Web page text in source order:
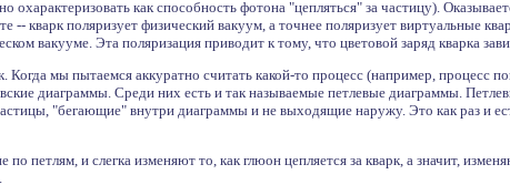
охарактеризовать как способность фотона "цепляться" за частицу).
-- кварк поляризует физический вакуум, а точнее поляризует виртуальные
вакууме. Эта поляризация приводит к тому, что цветовой заряд кварка
Когда мы пытаемся аккуратно считать какой-то процесс (например, процесс
диаграммы. Среди них есть и так называемые петлевые диаграммы.
"бегающие" внутри диаграммы и не выходящие наружу. Это как раз и
петлям, и слегка изменяют то, как глюон цепляется за кварк, а значит,